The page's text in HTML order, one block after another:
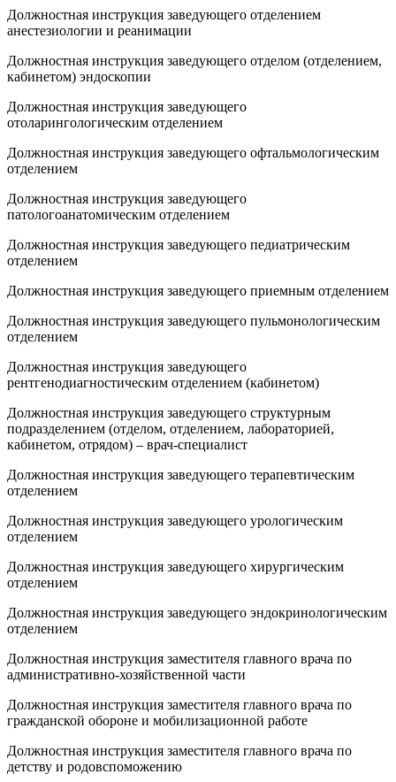
Должностная инструкция заведующего отделением
анестезиологии и реанимации
Должностная инструкция заведующего отделом (отделением,
кабинетом) эндоскопии
Должностная инструкция заведующего
отоларингологическим отделением
Должностная инструкция заведующего офтальмологическим
отделением
Должностная инструкция заведующего
патологоанатомическим отделением
Должностная инструкция заведующего педиатрическим
отделением
Должностная инструкция заведующего приемным отделением
Должностная инструкция заведующего пульмонологическим
отделением
Должностная инструкция заведующего
рентгенодиагностическим отделением (кабинетом)
Должностная инструкция заведующего структурным
подразделением (отделом, отделением, лабораторией,
кабинетом, отрядом) – врач-специалист
Должностная инструкция заведующего терапевтическим
отделением
Должностная инструкция заведующего урологическим
отделением
Должностная инструкция заведующего хирургическим
отделением
Должностная инструкция заведующего эндокринологическим
отделением
Должностная инструкция заместителя главного врача по
административно-хозяйственной части
Должностная инструкция заместителя главного врача по
гражданской обороне и мобилизационной работе
Должностная инструкция заместителя главного врача по
детству и родовспоможению